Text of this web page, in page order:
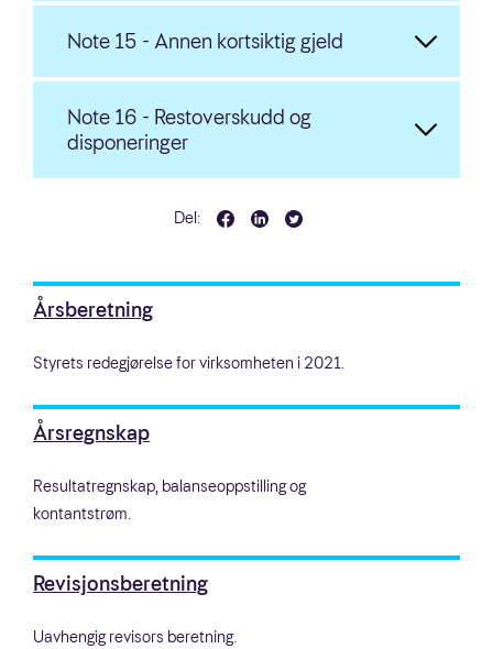
Note 15 - Annen kortsiktig gjeld
Note 16 - Restoverskudd og
disponeringer
Del:
Årsberetning
Styrets redegjørelse for virksomheten i 2021.
Årsregnskap
Resultatregnskap, balanseoppstilling og
kontantstrøm.
Revisjonsberetning
Uavhengig revisors beretning.